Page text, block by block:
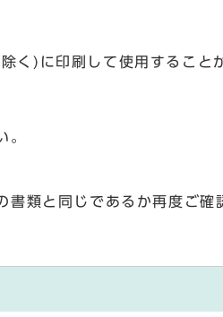
く)に印刷して使用すること
。
類と同じであるか再度ご確